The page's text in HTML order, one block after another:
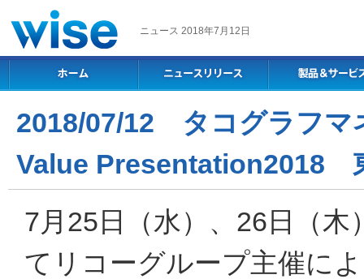
ニュース 2018年7月12日
2018/07/12 タコグラフマ
Value Presentation2018
7月25日（水）、26日（
てリコーグループ主催に